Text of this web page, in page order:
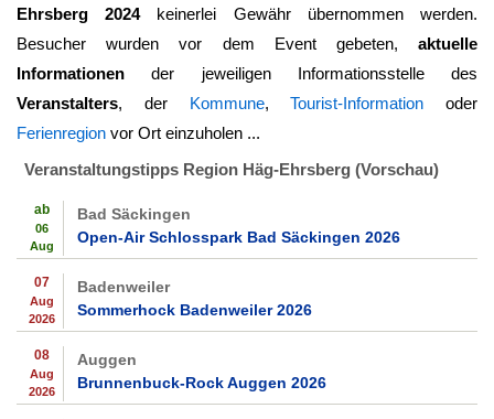
Ehrsberg 2024keinerlei Gewähr übernommen werden.
Besucher wurden vor dem Event gebeten, aktuelle
Informationen der jeweiligen Informationsstelle des
Veranstalters, der Kommune,Tourist-Information oder
Ferienregion vor Ort einzuholen ...
Veranstaltungstipps Region Häg-Ehrsberg (Vorschau)
ab
06
Aug
Bad Säckingen
Open-Air Schlosspark Bad Säckingen 2026
07
Aug
2026
Badenweiler
Sommerhock Badenweiler 2026
08
Aug
2026
Auggen
Brunnenbuck-Rock Auggen 2026